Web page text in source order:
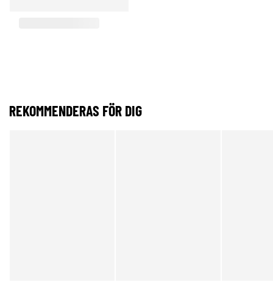
REKOMMENDERAS FÖR DIG